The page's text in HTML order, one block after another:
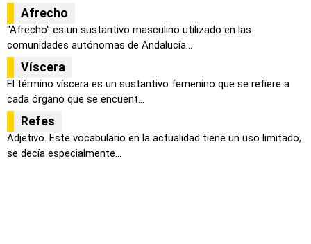
Afrecho
"Afrecho" es un sustantivo masculino utilizado en las
comunidades autónomas de Andalucía...
Víscera
El término víscera es un sustantivo femenino que se refiere a
cada órgano que se encuent...
Refes
Adjetivo. Este vocabulario en la actualidad tiene un uso limitado,
se decía especialmente...